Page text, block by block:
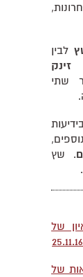
לבין
שתי
. שץ
של
של